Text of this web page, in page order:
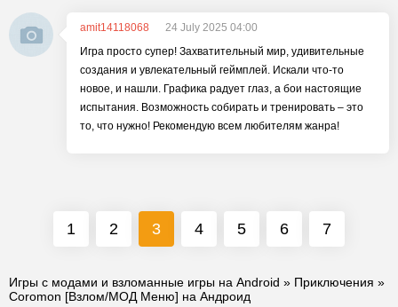
amit14118068
24 July 2025 04:00
Игра просто супер! Захватительный мир, удивительные
создания и увлекательный геймплей. Искали что-то
новое, и нашли. Графика радует глаз, а бои настоящие
испытания. Возможность собирать и тренировать – это
то, что нужно! Рекомендую всем любителям жанра!
1 2 3 4 5 6 7
Игры с модами и взломанные игры на Android » Приключения »
Coromon [Взлом/МОД Меню] на Андроид